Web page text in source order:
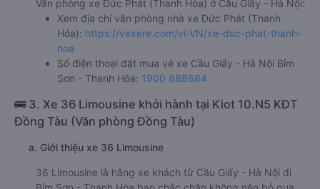
Văn phòng xe Đức Phát (Thanh Hóa) ở Cầu Giấy - Hà Nội:
Xem địa chỉ văn phòng nhà xe Đức Phát (Thanh
Hóa): https://vexere.com/vi-VN/xe-duc-phat-thanh-
hoa
Số điện thoại đặt mua vé xe Cầu Giấy - Hà Nội Bỉm
Sơn - Thanh Hóa: 1900 888684
🚌 3. Xe 36 Limousine khởi hành tại Kiot 10.N5 KĐT
Đồng Tàu (Văn phòng Đồng Tàu)
a. Giới thiệu xe 36 Limousine
36 Limousine là hãng xe khách từ Cầu Giấy - Hà Nội đi